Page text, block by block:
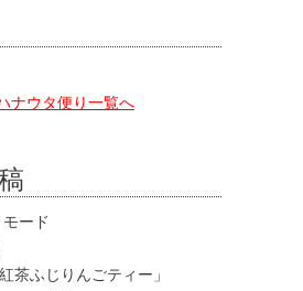
ナウタ便り一覧へ
ード
茶ふじりんごティー」